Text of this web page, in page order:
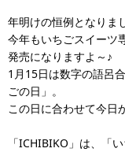
年明けの恒例となり
今年もいちごスイーツ
発売になりますよ～♪
1月15日は数字の語呂
ごの日」。
この日に合わせて今日
「ICHIBIKO」は、「